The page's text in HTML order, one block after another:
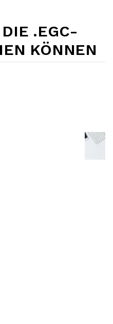
.EGC-
KÖNNEN